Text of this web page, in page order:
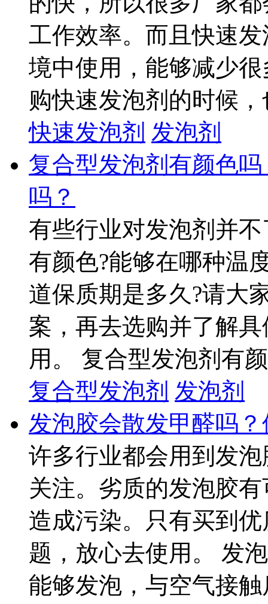
工作效率。而且快速
境中使用，能够减少
购快速发泡剂的时候
快速发泡剂 发泡剂
复合型发泡剂有颜色
吗？
有些行业对发泡剂并
有颜色?能够在哪种温
道保质期是多久?请大
案，再去选购并了解
用。 复合型发泡剂有
复合型发泡剂 发泡剂
发泡胶会散发甲醛吗
许多行业都会用到发
关注。劣质的发泡胶
造成污染。只有买到
题，放心去使用。 发
能够发泡，与空气接触